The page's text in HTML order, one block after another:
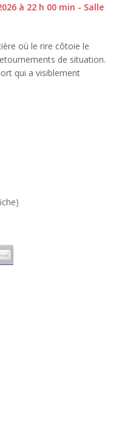
à 22 h 00 min - Salle
où le rire côtoie le
de situation.
qui a visiblement